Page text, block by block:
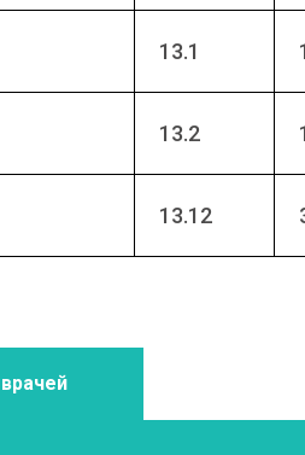
13.1
13.2
13.12